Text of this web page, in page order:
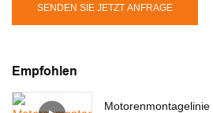
SENDEN SIE JETZT ANFRAGE
Empfohlen